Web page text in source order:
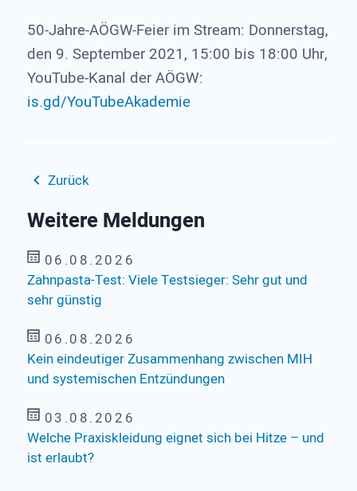
50-Jahre-AÖGW-Feier im Stream: Donnerstag,
den 9. September 2021, 15:00 bis 18:00 Uhr,
YouTube-Kanal der AÖGW:
is.gd/YouTubeAkademie
Zurück
Weitere Meldungen
06.08.2026
Zahnpasta-Test: Viele Testsieger: Sehr gut und
sehr günstig
06.08.2026
Kein eindeutiger Zusammenhang zwischen MIH
und systemischen Entzündungen
03.08.2026
Welche Praxiskleidung eignet sich bei Hitze – und
ist erlaubt?